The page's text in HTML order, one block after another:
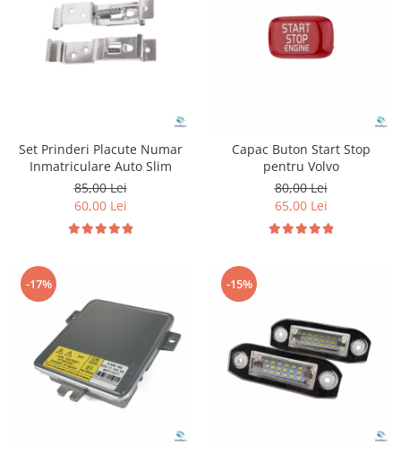
Suzuki
Toyota
Dopuri anulare clapete admisie
Garnituri galerie admisie BMW
Valve PCV
95%
Eleron Portbagaj
Set Prinderi Placute Numar
Inmatriculare Auto Slim
85,00 Lei
60,00 Lei
Capac Buton Start Stop
pentru Volvo
80,00 Lei
65,00 Lei
-17% -15%